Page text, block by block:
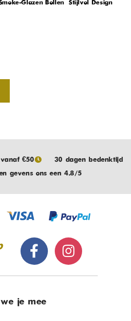
Glazen Bollen – Stijlvol Design
€50
30 dagen bedenktijd
gevens ons een 4.8/5
je mee